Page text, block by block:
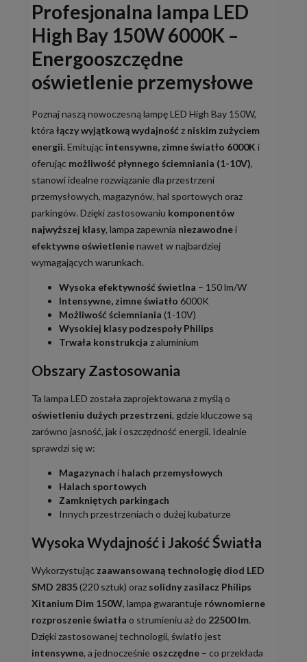
Profesjonalna lampa LED
High Bay 150W 6000K –
Energooszczędne
oświetlenie przemysłowe
Poznaj naszą nowoczesną lampę LED High Bay 150W,
która łączy wyjątkową wydajność z niskim zużyciem
energii. Emitując intensywne, zimne światło 6000K i
oferując możliwość płynnego ściemniania (1-10V),
stanowi idealne rozwiązanie dla przestrzeni
przemysłowych, magazynów, hal sportowych oraz
parkingów. Dzięki zastosowaniu komponentów
najwyższej klasy, lampa zapewnia niezawodnei
efektywne oświetlenienawet w najbardziej
wymagających warunkach.
Wysoka efektywność świetlna – 150 lm/W
Intensywne, zimne światło 6000K
Możliwość ściemniania (1-10V)
Wysokiej klasy podzespoły Philips
Trwała konstrukcja z aluminium
Obszary Zastosowania
Ta lampa LED została zaprojektowana z myślą o
oświetleniu dużych przestrzeni, gdzie kluczowe są
zarówno jasność, jak i oszczędność energii. Idealnie
sprawdzi się w:
Magazynach i halach przemysłowych
Halach sportowych
Zamkniętych parkingach
Innych przestrzeniach o dużej kubaturze
Wysoka Wydajność i Jakość Światła
Wykorzystując zaawansowaną technologię diod LED
SMD 2835(220 sztuk) oraz solidny zasilacz Philips
Xitanium Dim 150W, lampa gwarantuje równomierne
rozproszenie światła o strumieniu aż do 22500 lm.
Dzięki zastosowanej technologii, światło jest
intensywne, a jednocześnie oszczędne – co przekłada